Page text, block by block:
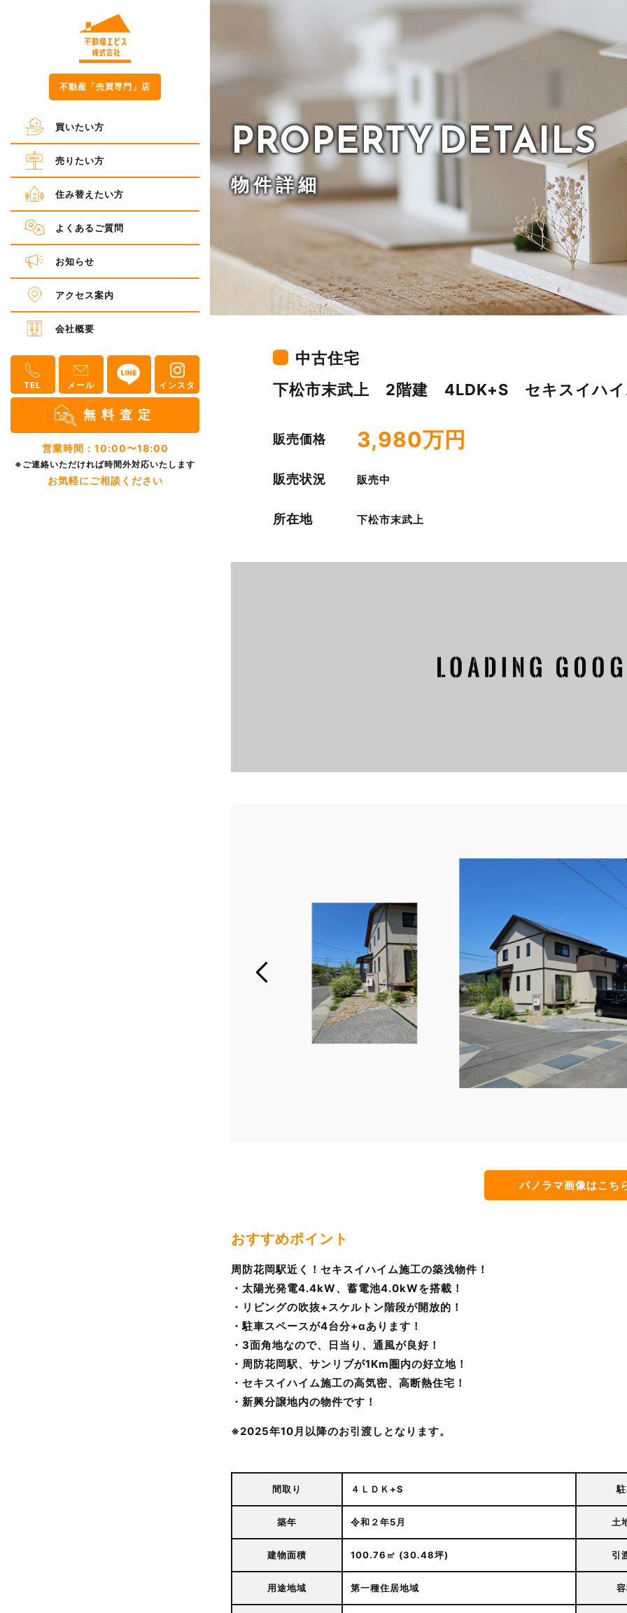
PROPERTYDETAILS
物件詳細
中古住宅
下松市末武上 2階建 4LDK+S セキスイハイ
販売価格 3,980万円
販売状況 販売中
所在地 下松市末武上
パノラマ画像はこち
おすすめポイント
周防花岡駅近く！セキスイハイム施工の築浅物件！
・太陽光発電4.4kW、蓄電池4.0kWを搭載！
・リビングの吹抜+スケルトン階段が開放的！
・駐車スペースが4台分+αあります！
・3面角地なので、日当り、通風が良好！
・周防花岡駅、サンリブが1Km圏内の好立地！
・セキスイハイム施工の高気密、高断熱住宅！
・新興分譲地内の物件です！
※2025年10月以降のお引渡しとなります。
間取り ４ＬＤＫ+S
築年 令和２年5月 土
建物面積 100.76㎡ (30.48坪) 引
用途地域 第一種住居地域
不動産「売買専門」店
買いたい方
売りたい方
住み替えたい方
よくあるご質問
お知らせ
アクセス案内
会社概要
TEL メール インスタ
無料査定
営業時間：10:00〜18:00
※ご連絡いただければ時間外対応いたします
お気軽にご相談ください